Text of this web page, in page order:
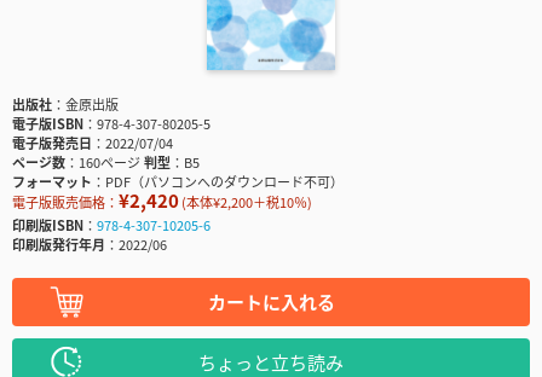
出版社
金原出版
電子版ISBN
978-4-307-80205-5
電子版発売日
2022/07/04
ページ数
160ページ判型
B5
フォーマット
PDF（パソコンへのダウンロード不可）
電子版販売価格： ¥2,420(本体¥2,200＋税10％)
印刷版ISBN
978-4-307-10205-6
印刷版発行年月
2022/06
カートに入れる
ちょっと立ち読み